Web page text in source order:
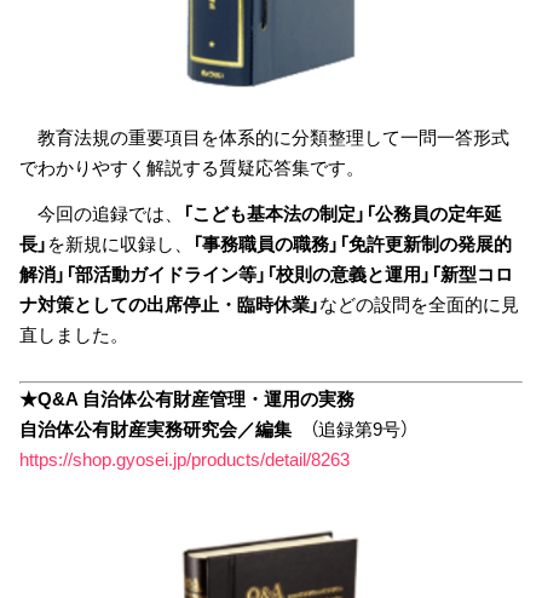
教育法規の重要項目を体系的に分類整理して一問一答形式
でわかりやすく解説する質疑応答集です。
今回の追録では、
「こども基本法の制定」「公務員の定年延
長」を新規に収録し、
「事務職員の職務」「免許更新制の発展的
解消」「部活動ガイドライン等」「校則の意義と運用」「新型コロ
ナ対策としての出席停止・臨時休業」などの設問を全面的に見
直しました。
★Q&A 自治体公有財産管理・運用の実務
自治体公有財産実務研究会／編集
（追録第9号）
https://shop.gyosei.jp/products/detail/8263